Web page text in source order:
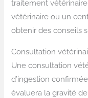
traitement
vétérinaire ou un
obtenir des conseils
Consultation
Une consultation
d’ingestion
évaluera la gravité